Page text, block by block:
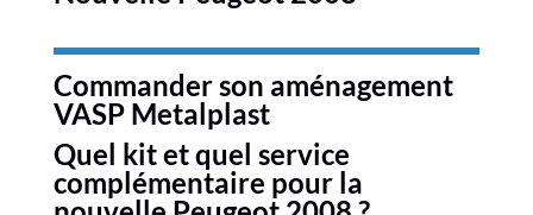
Commander son aménagement
VASP Metalplast
Quel kit et quel service
complémentaire pour la